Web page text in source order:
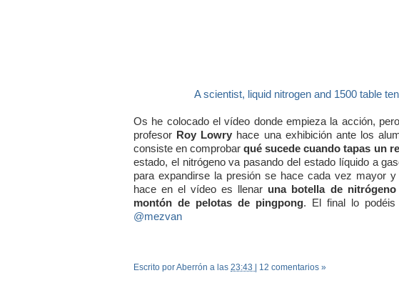
A scientist, liquid nitrogen and 1500 table
Os he colocado el vídeo donde empieza la acción,
profesor Roy Lowry hace una exhibición ante los
consiste en comprobarqué sucede cuando tapas un
estado, el nitrógeno va pasando del estado líquido a
para expandirse la presión se hace cada vez mayor
hace en el vídeo es llenar una botella de
montón de pelotas de pingpong. El final lo
@mezvan
Escrito por Aberrón a las 23:43 | 12 comentarios »